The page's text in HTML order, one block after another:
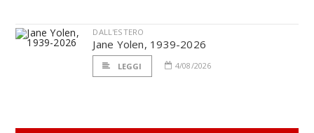
DALL'ESTERO
Jane Yolen, 1939-2026
LEGGI 4/08/2026